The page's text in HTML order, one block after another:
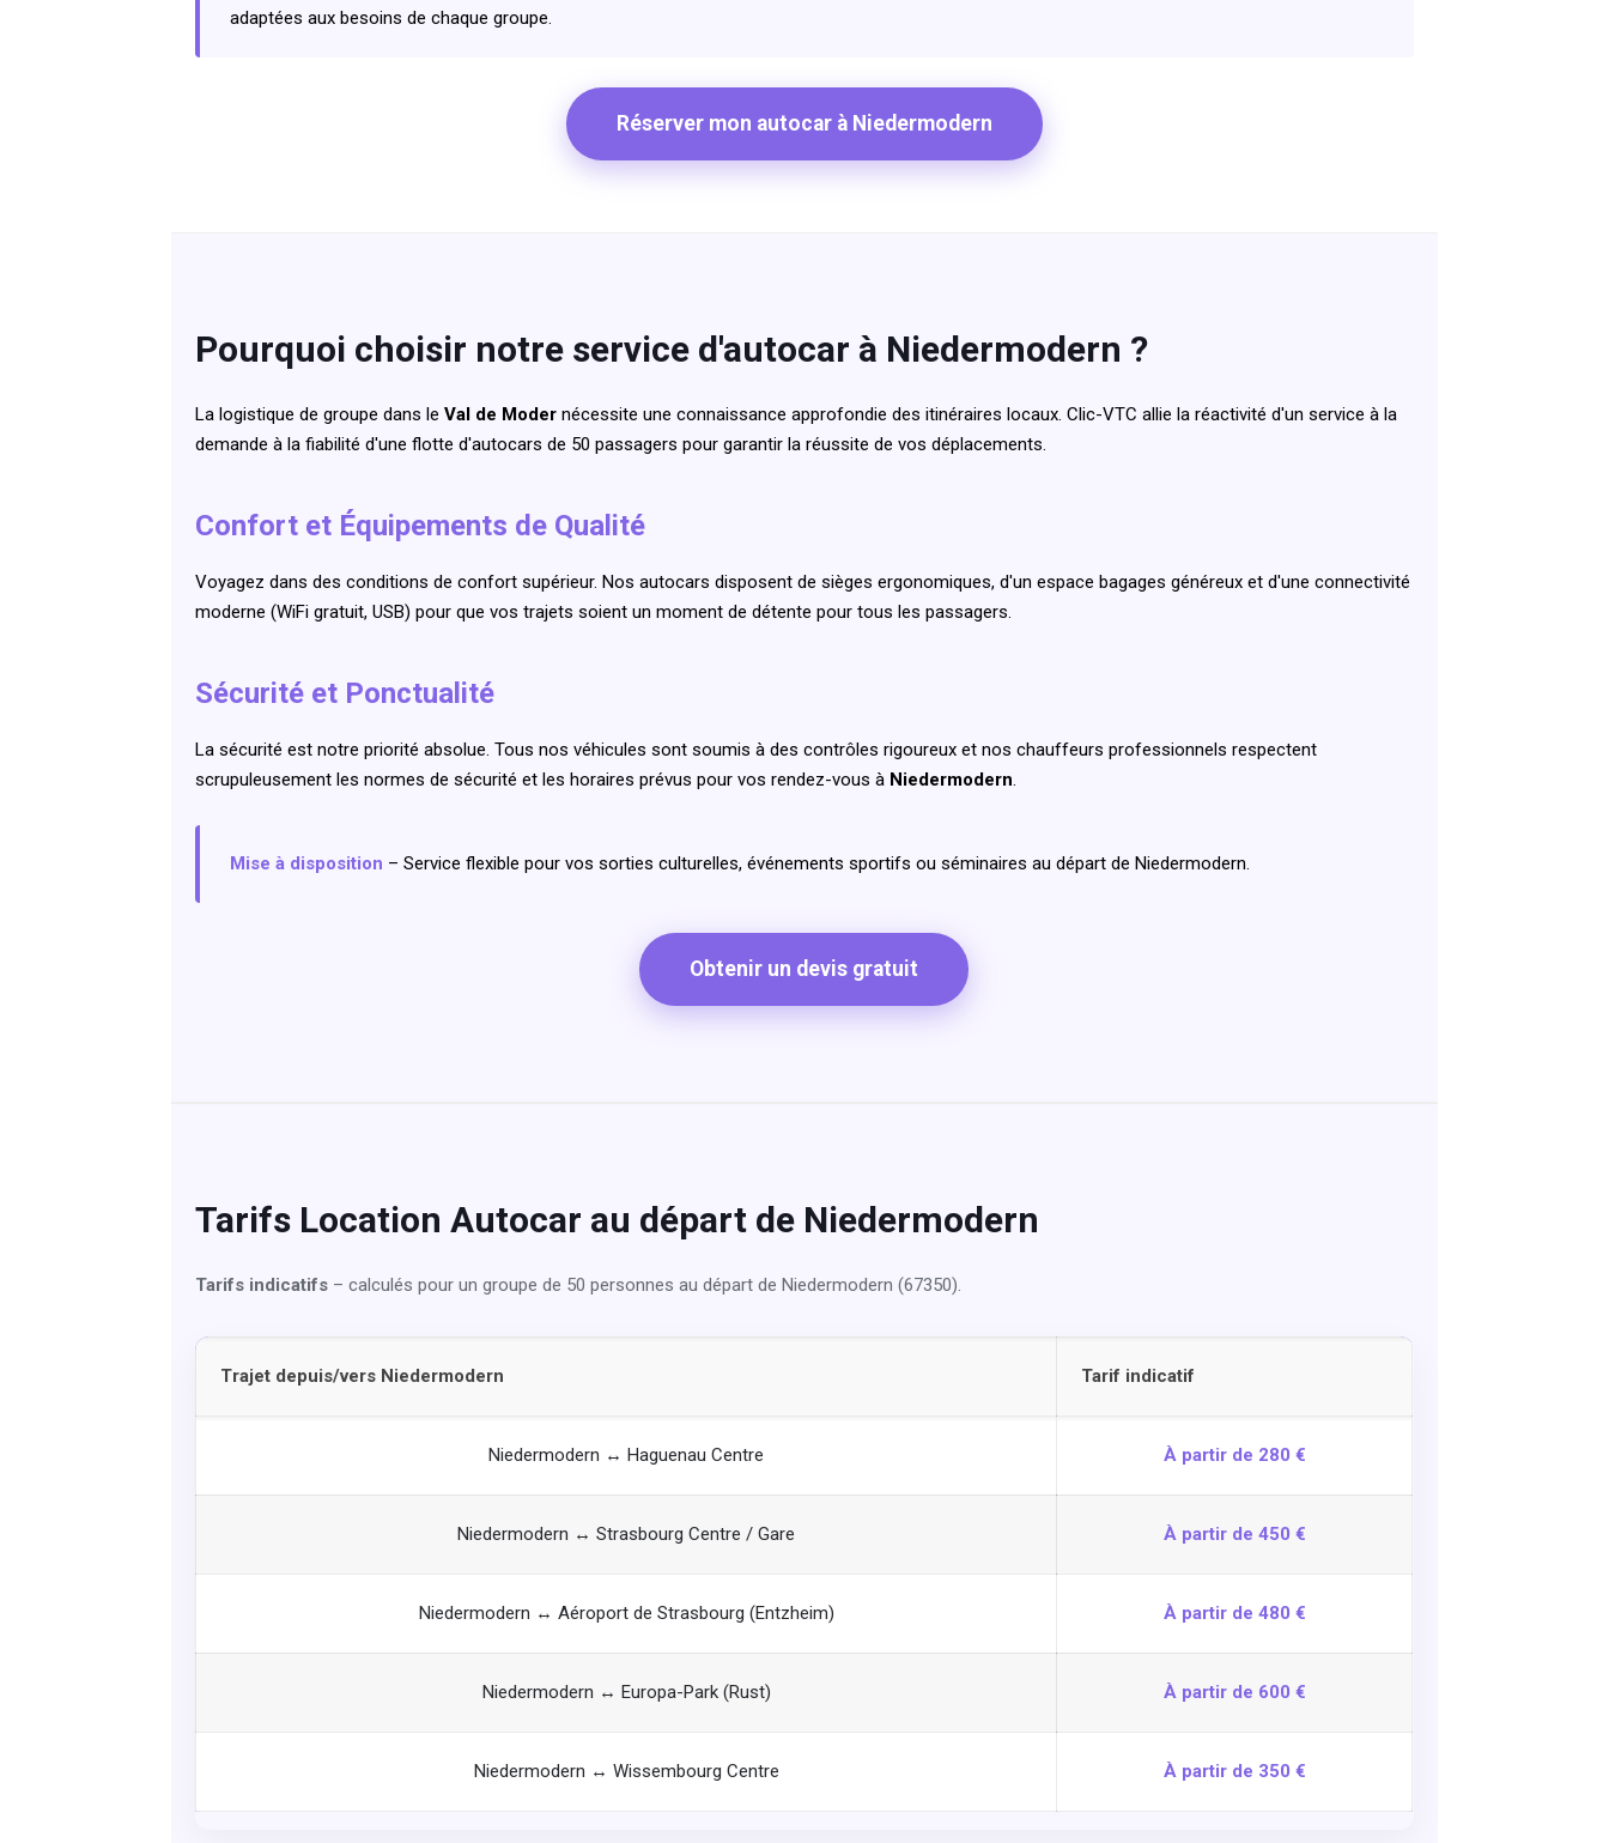
adaptées aux besoins de chaque groupe.
Réserver mon autocar à Niedermodern
Pourquoi choisir notre service d'autocar à Niedermodern ?
La logistique de groupe dans leVal de Moder nécessite une connaissance approfondie des itinéraires locaux. Clic-VTC allie la réactivité d'un service à la
demande à la fiabilité d'une flotte d'autocars de 50 passagers pour garantir la réussite de vos déplacements.
Confort et Équipements de Qualité
Voyagez dans des conditions de confort supérieur. Nos autocars disposent de sièges ergonomiques, d'un espace bagages généreux et d'une connectivité
moderne (WiFi gratuit, USB) pour que vos trajets soient un moment de détente pour tous les passagers.
Sécurité et Ponctualité
La sécurité est notre priorité absolue. Tous nos véhicules sont soumis à des contrôles rigoureux et nos chauffeurs professionnels respectent
scrupuleusement les normes de sécurité et les horaires prévus pour vos rendez-vous à Niedermodern.
Mise à disposition – Service flexible pour vos sorties culturelles, événements sportifs ou séminaires au départ de Niedermodern.
Obtenir un devis gratuit
Tarifs Location Autocar au départ de Niedermodern
Tarifs indicatifs – calculés pour un groupe de 50 personnes au départ de Niedermodern (67350).
Trajet depuis/vers Niedermodern Tarif indicatif
Niedermodern ↔ Haguenau Centre À partir de 280 €
Niedermodern ↔ Strasbourg Centre / Gare À partir de 450 €
Niedermodern ↔ Aéroport de Strasbourg (Entzheim) À partir de 480 €
Niedermodern ↔ Europa-Park (Rust) À partir de 600 €
Niedermodern ↔ Wissembourg Centre À partir de 350 €